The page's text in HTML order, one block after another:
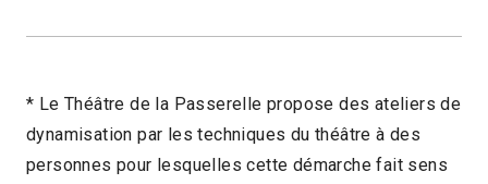
* Le Théâtre de la Passerelle propose des ateliers de
dynamisation par les techniques du théâtre à des
personnes pour lesquelles cette démarche fait sens